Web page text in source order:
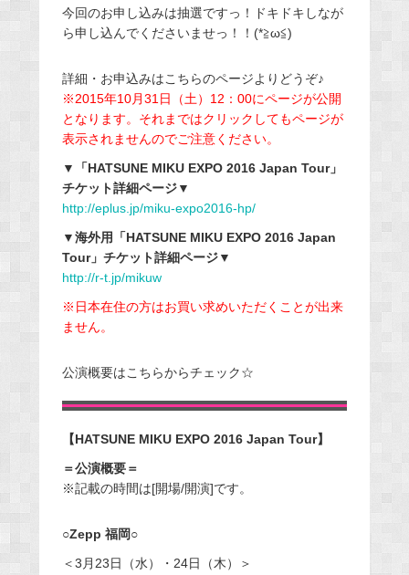
今回のお申し込みは抽選ですっ！ドキドキしなが
ら申し込んでくださいませっ！！(*≧ω≦)
詳細・お申込みはこちらのページよりどうぞ♪
※2015年10月31日（土）12：00にページが公開
となります。それまではクリックしてもページが
表示されませんのでご注意ください。
▼「HATSUNE MIKU EXPO 2016 Japan Tour」
チケット詳細ページ▼
http://eplus.jp/miku-expo2016-hp/
▼海外用「HATSUNE MIKU EXPO 2016 Japan
Tour」チケット詳細ページ▼
http://r-t.jp/mikuw
※日本在住の方はお買い求めいただくことが出来
ません。
公演概要はこちらからチェック☆
【HATSUNE MIKU EXPO 2016 Japan Tour】
＝公演概要＝
※記載の時間は[開場/開演]です。
○Zepp 福岡○
＜3月23日（水）・24日（木）＞